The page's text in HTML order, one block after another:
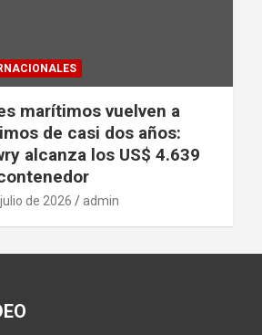
marítimos vuelven a
de casi dos años:
alcanza los US$ 4.639
de 2026 admin